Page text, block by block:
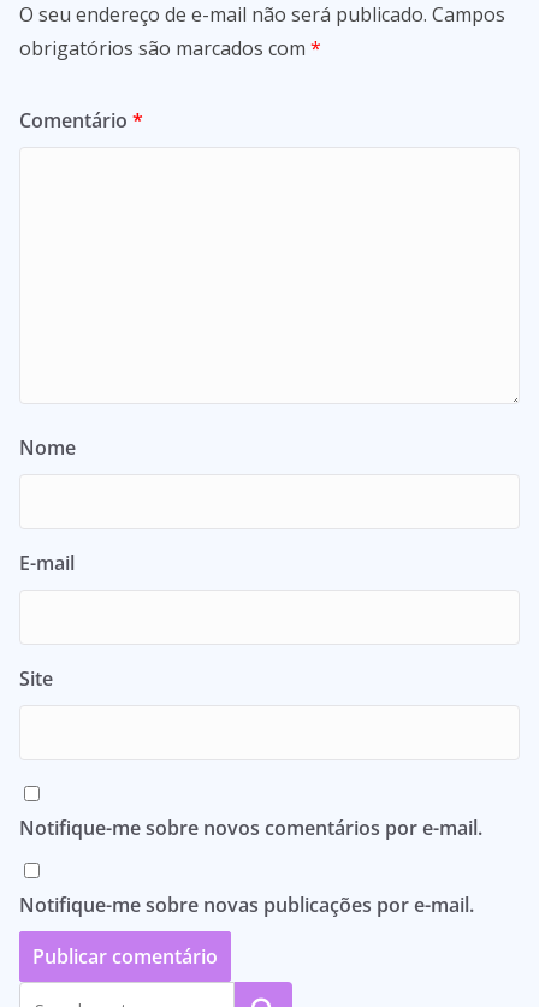
O seu endereço de e-mail não será publicado. Campos
obrigatórios são marcados com *
Comentário *
Nome
E-mail
Site
Notifique-me sobre novos comentários por e-mail.
Notifique-me sobre novas publicações por e-mail.